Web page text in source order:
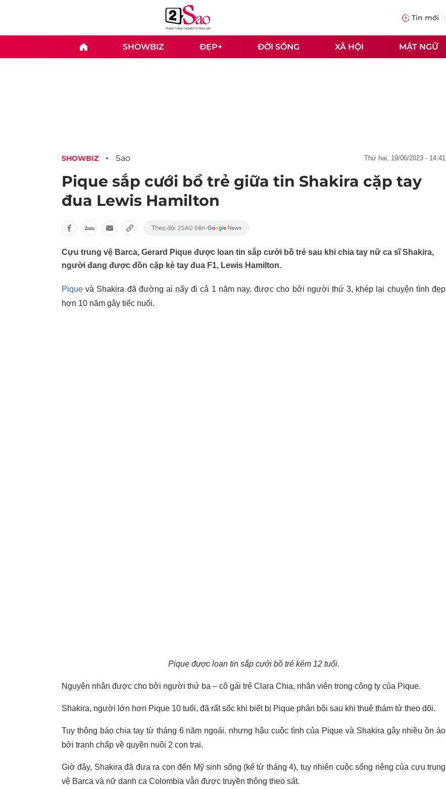
Tin mới
SHOWBIZ ĐẸP+ ĐỜI SỐNG XÃ HỘI MẬT NGỮ
SHOWBIZ Sao thứ hai, 19/06/2023 - 14:41
Pique sắp cưới bồ trẻ giữa tin Shakira cặp tay
đua Lewis Hamilton
Cựu trung vệ Barca, Gerard Pique được loan tin sắp cưới bồ trẻ sau khi chia tay nữ ca sĩ Shakira,
người đang được đồn cặp kè tay đua F1, Lewis Hamilton.
Pique và Shakira đã đường ai nấy đi cả 1 năm nay, được cho bởi người thứ 3, khép lại chuyện tình đẹp
hơn 10 năm gây tiếc nuối.
Pique được loan tin sắp cưới bồ trẻ kém 12 tuổi.
Nguyên nhân được cho bởi người thứ ba – cô gái trẻ Clara Chia, nhân viên trong công ty của Pique.
Shakira, người lớn hơn Pique 10 tuổi, đã rất sốc khi biết bị Pique phản bội sau khi thuê thám tử theo dõi.
Tuy thông báo chia tay từ tháng 6 năm ngoái, nhưng hậu cuộc tình của Pique và Shakira gây nhiều ồn ào
bởi tranh chấp về quyền nuôi 2 con trai.
Giờ đây, Shakira đã đưa ra con đến Mỹ sinh sống (kể từ tháng 4), tuy nhiên cuộc sống riêng của cựu trung
vệ Barca và nữ danh ca Colombia vẫn được truyền thông theo sát.